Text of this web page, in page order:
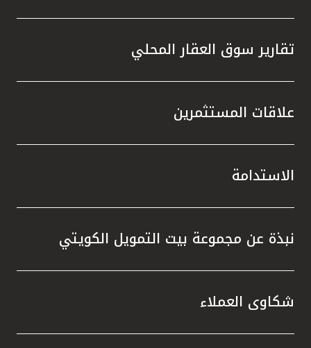
تقارير سوق العقار المحلي
علاقات المستثمرين
الاستدامة
نبذة عن مجموعة بيت التمويل الكويتي
شكاوى العملاء